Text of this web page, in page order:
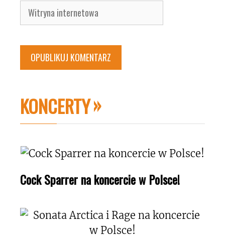
Witryna
internetowa
KONCERTY
Cock Sparrer na koncercie w Polsce!